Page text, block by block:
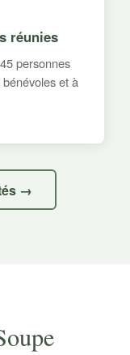
réunies
personnes
et à
→